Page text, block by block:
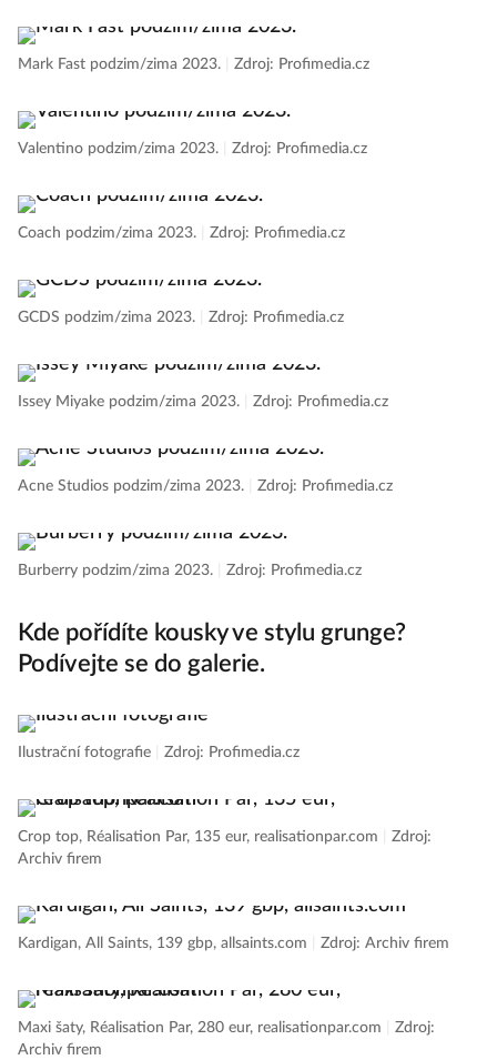
Mark Fast podzim/zima 2023. Zdroj: Profimedia.cz
Valentino podzim/zima 2023. Zdroj: Profimedia.cz
Coach podzim/zima 2023. Zdroj: Profimedia.cz
GCDS podzim/zima 2023. Zdroj: Profimedia.cz
Issey Miyake podzim/zima 2023. Zdroj: Profimedia.cz
Acne Studios podzim/zima 2023. Zdroj: Profimedia.cz
Burberry podzim/zima 2023. Zdroj: Profimedia.cz
Kde pořídíte kousky ve stylu grunge?
Podívejte se do galerie.
Ilustrační fotografie Zdroj: Profimedia.cz
Crop top, Réalisation Par, 135 eur, realisationpar.com
Zdroj:
Archiv firem
Kardigan, All Saints, 139 gbp, allsaints.com Zdroj: Archiv firem
Maxi šaty, Réalisation Par, 280 eur, realisationpar.com
Zdroj:
Archiv firem